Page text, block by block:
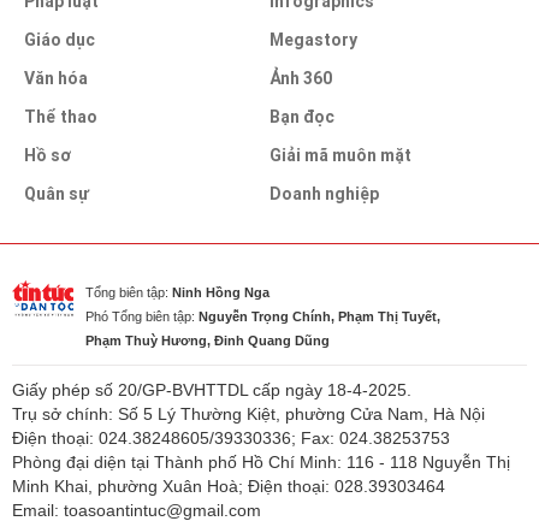
Giáo dục
Văn hóa
Thể thao
Hồ sơ
Quân sự
Megastory
Ảnh 360
Bạn đọc
Giải mã muôn mặt
Doanh nghiệp
Tổng biên tập: Ninh Hồng Nga
Phó Tổng biên tập: Nguyễn Trọng Chính, Phạm Thị Tuyết,
Phạm Thuỳ Hương, Đinh Quang Dũng
Giấy phép số 20/GP-BVHTTDL cấp ngày 18-4-2025.
Trụ sở chính: Số 5 Lý Thường Kiệt, phường Cửa Nam, Hà Nội
Điện thoại: 024.38248605/39330336; Fax: 024.38253753
Phòng đại diện tại Thành phố Hồ Chí Minh: 116 - 118 Nguyễn Thị
Minh Khai, phường Xuân Hoà; Điện thoại: 028.39303464
Email: toasoantintuc@gmail.com